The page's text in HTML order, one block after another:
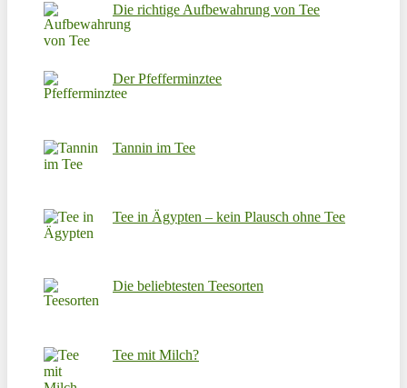
Die richtige Aufbewahrung von Tee
Der Pfefferminztee
Tannin im Tee
Tee in Ägypten – kein Plausch ohne Tee
Die beliebtesten Teesorten
Tee mit Milch?